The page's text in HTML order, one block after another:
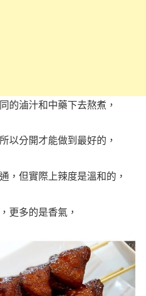
的滷汁和中藥下去熬煮，
以分開才能做到最好的，
，但實際上辣度是溫和的，
更多的是香氣，